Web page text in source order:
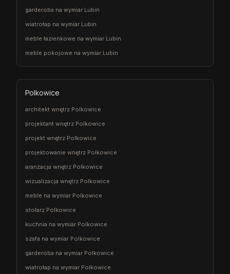
garderoba na wymiar Lubin
wiatrołap na wymiar Lubin
meble łazienkowe na wymiar Lubin
meble pokojowe na wymiar Lubin
Polkowice
architekt wnętrz Polkowice
projektant wnętrz Polkowice
projekt wnętrz Polkowice
projektowanie wnętrz Polkowice
aranżacja wnętrz Polkowice
wizualizacja wnętrz Polkowice
meble na wymiar Polkowice
stolarz Polkowice
kuchnia na wymiar Polkowice
szafa na wymiar Polkowice
garderoba na wymiar Polkowice
wiatrołap na wymiar Polkowice